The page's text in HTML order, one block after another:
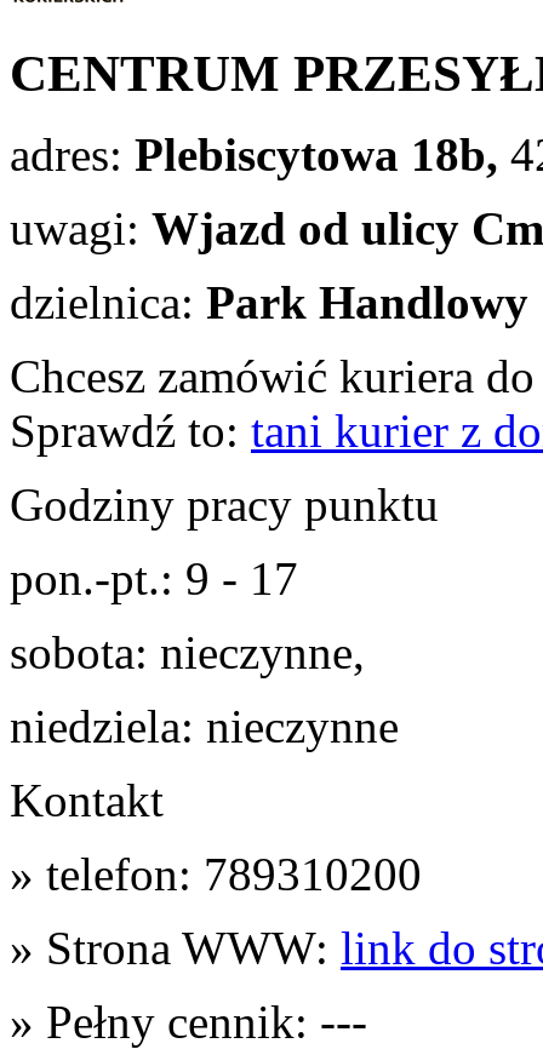
CENTRUM
adres: Plebiscytowa 18b,
uwagi: Wjazd od ulicy
dzielnica: Park Handlowy
Chcesz zamówić kuriera
Sprawdź to: tani kurier z
Godziny pracy punktu
pon.-pt.: 9 - 17
sobota: nieczynne,
niedziela: nieczynne
Kontakt
» telefon: 789310200
» Strona WWW: link do
» Pełny cennik: ---